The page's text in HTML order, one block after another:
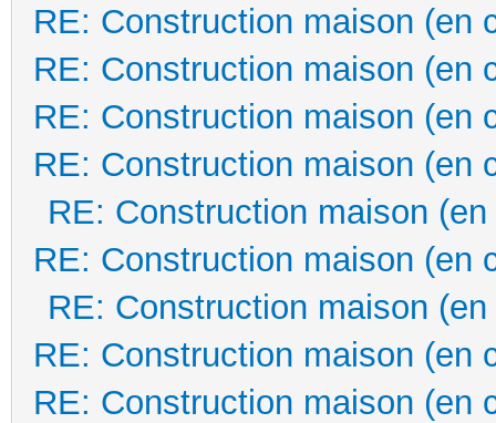
RE: Construction maison (en
RE: Construction maison (en
RE: Construction maison (en
RE: Construction maison (en
RE: Construction maison
RE: Construction maison (en
RE: Construction maison
RE: Construction maison (en
RE: Construction maison (en